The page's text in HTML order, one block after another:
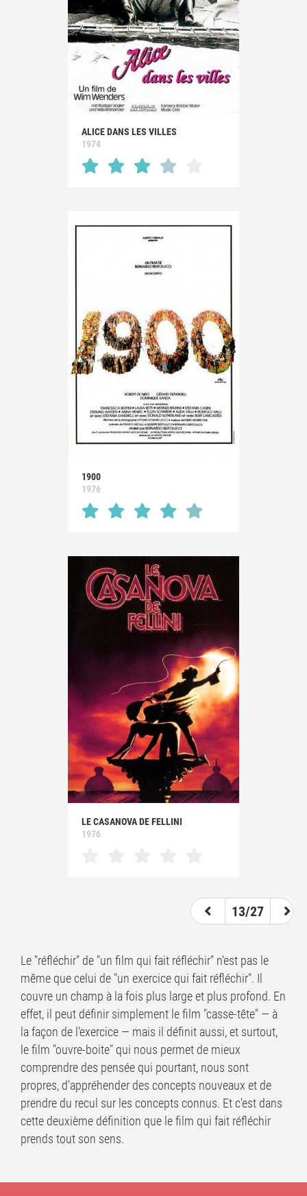
ALICE DANS LES VILLES
1974
1900
1976
LE CASANOVA DE FELLINI
1976
13/27
Le "réfléchir" de "un film qui fait réfléchir" n'est pas le
même que celui de "un exercice qui fait réfléchir". Il
couvre un champ à la fois plus large et plus profond. En
effet, il peut définir simplement le film "casse-tête" — à
la façon de l'exercice — mais il définit aussi, et surtout,
le film "ouvre-boite" qui nous permet de mieux
comprendre des pensée qui pourtant, nous sont
propres, d'appréhender des concepts nouveaux et de
prendre du recul sur les concepts connus. Et c'est dans
cette deuxième définition que le film qui fait réfléchir
prends tout son sens.